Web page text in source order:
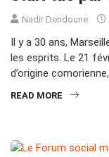
Nadir Dendoune
Il y a 30 ans,
les esprits. Le 21
d’origine
READ MORE